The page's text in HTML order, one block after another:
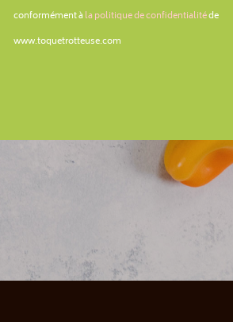
conformément àla politique de confidentialitéde
www.toquetrotteuse.com